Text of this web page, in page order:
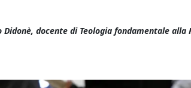
docente di Teologia fondamentale alla